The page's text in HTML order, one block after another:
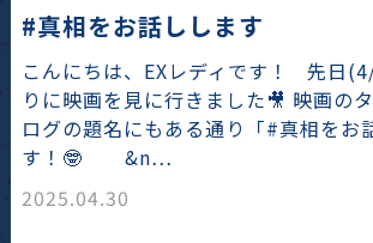
#真相をお話しします
こんにちは、EXレディです！ 先日
りに映画を見に行きました🎥 映画の
ログの題名にもある通り「#真相をお
す！🤓 &n…
2025.04.30